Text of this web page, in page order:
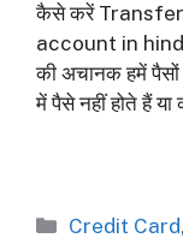
कैसे करें
account in hindi.
की अचानक हमें
में पैसे नहीं होते हैं
Categories
Credit Card,